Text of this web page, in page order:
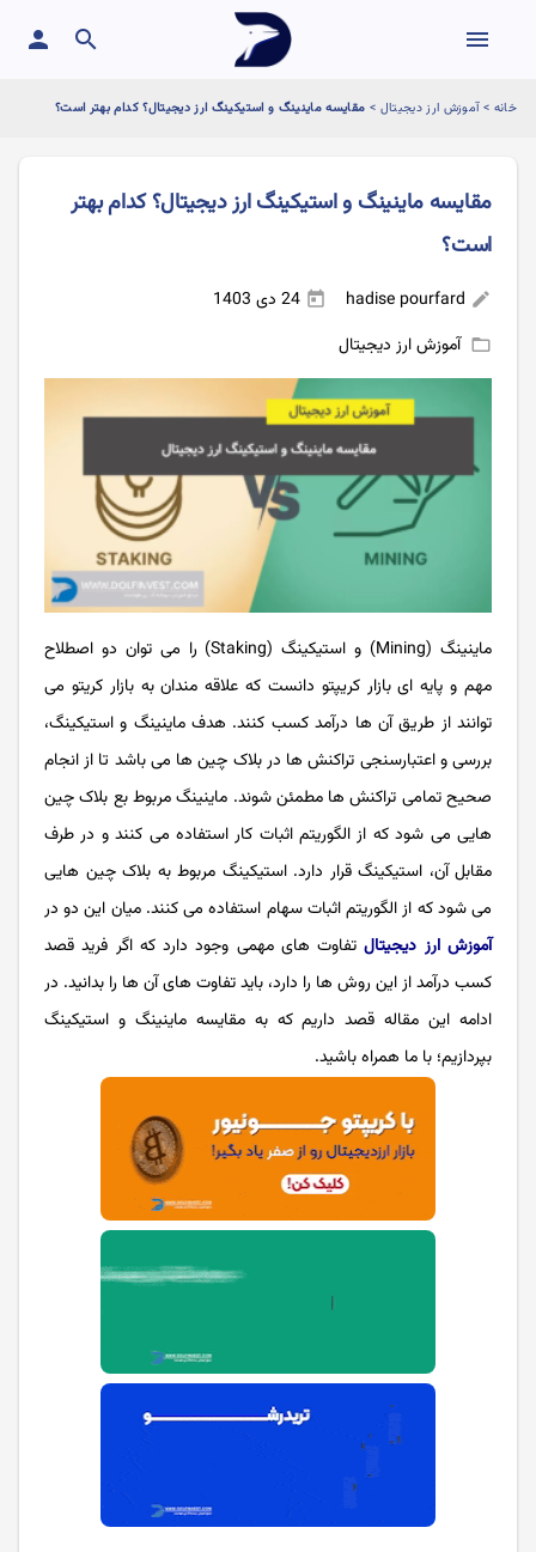
menu
search
person
خانه >آموزش ارز دیجیتال > مقایسه ماینینگ و استیکینگ ارز دیجیتال؟ کدام بهتر است؟
مقایسه ماینینگ و استیکینگ ارز دیجیتال؟ کدام بهتر
است؟
edit
today
folder_open آموزش ارز دیجیتال
ماینینگ (Mining) و استیکینگ (Staking) را می توان دو اصطلاح
مهم و پایه ای بازار کریپتو دانست که علاقه مندان به بازار کریتو می
توانند از طریق آن ها درآمد کسب کنند. هدف ماینینگ و استیکینگ،
بررسی و اعتبارسنجی تراکنش ‌ها در بلاک چین ها می باشد تا از انجام
صحیح تمامی تراکنش ها مطمئن شوند. ماینینگ مربوط بع بلاک چین
هایی می شود که از الگوریتم اثبات کار استفاده می کنند و در طرف
مقابل آن، استیکینگ قرار دارد. استیکینگ مربوط به بلاک چین‌ هایی
می شود که از الگوریتم اثبات سهام استفاده می کنند. میان این دو در
آموزش ارز دیجیتالتفاوت های مهمی وجود دارد که اگر فرید قصد
کسب درآمد از این روش ها را دارد، باید تفاوت های آن ها را بدانید. در
ادامه این مقاله قصد داریم که به مقایسه ماینینگ و استیکینگ
بپردازیم؛ با ما همراه باشید.